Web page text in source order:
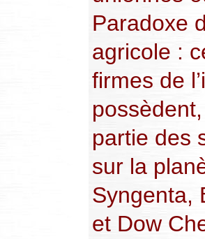
Paradoxe
agricole :
firmes de
partie des
sur la
Syngenta,
et Dow